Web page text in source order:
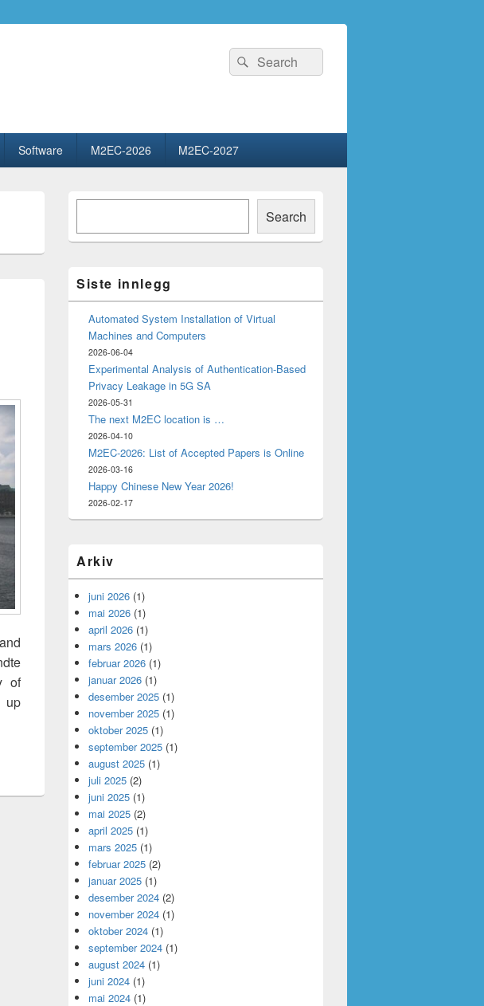
Search
for:
Search
Software M2EC-2026 M2EC-2027
of
Primary
Area
Search
Siste innlegg
Automated System Installation of Virtual
Machines and Computers
2026-06-04
Experimental Analysis of Authentication-Based
Privacy Leakage in 5G SA
2026-05-31
The next M2EC location is …
2026-04-10
M2EC-2026: List of Accepted Papers is Online
2026-03-16
Happy Chinese New Year 2026!
2026-02-17
Arkiv
juni 2026 (1)
mai 2026 (1)
april 2026 (1)
mars 2026 (1)
februar 2026 (1)
januar 2026 (1)
desember 2025 (1)
november 2025 (1)
oktober 2025 (1)
september 2025 (1)
august 2025 (1)
juli 2025 (2)
juni 2025 (1)
mai 2025 (2)
april 2025 (1)
mars 2025 (1)
februar 2025 (2)
januar 2025 (1)
desember 2024 (2)
november 2024 (1)
oktober 2024 (1)
september 2024 (1)
august 2024 (1)
juni 2024 (1)
mai 2024 (1)